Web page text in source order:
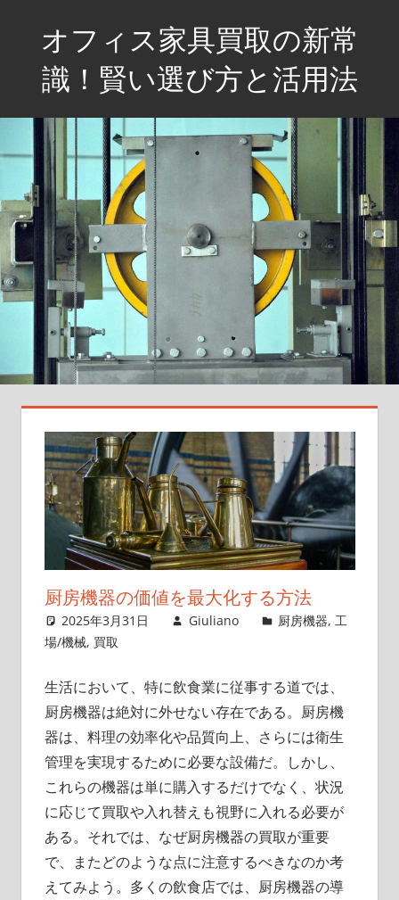
ツ
ッ
プ
オフィス家具買取の新常
識！賢い選び方と活用法
使
わ
な
い
家
具
新
た
値
う。
厨房機器の価値を最大化する方法
2025年3月31日 Giuliano 厨房機器, 工
場/機械, 買取
生活において、特に飲食業に従事する道では、
厨房機器は絶対に外せない存在である。 厨房機
器は、料理の効率化や品質向上、さらには衛生
管理を実現するために必要な設備だ。しかし、
これらの機器は単に購入するだけでなく、状況
に応じて買取や入れ替えも視野に入れる必要が
ある。それでは、なぜ厨房機器の買取が重要
で、またどのような点に注意するべきなのか考
えてみよう。多くの飲食店では、厨房機器の導